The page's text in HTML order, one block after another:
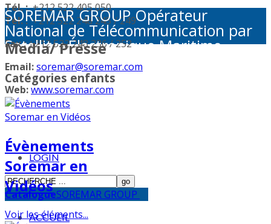
Tél. :+212 522 405 050
Tél. :+212 522 248 245 / 249
Fax :+212 522 248 236 / 252
Email:soremar@soremar.com
Web:www.soremar.com
LOGIN
CatalogueSOREMAR GROUP
ACCUEIL
SOREMAR GROUP Opérateur
National de Télécommunication par
Satellite: Électronique Maritime -
Activités Portuaires - Plaisance et
Sécurité en Mer - Télécommunication
par Satellite - Défense et sécurité -
Géolocalisation - Visioconférence
Media/ Presse
Catégories enfants
Évènements
Soremar en
Vidéos
Voir les éléments...